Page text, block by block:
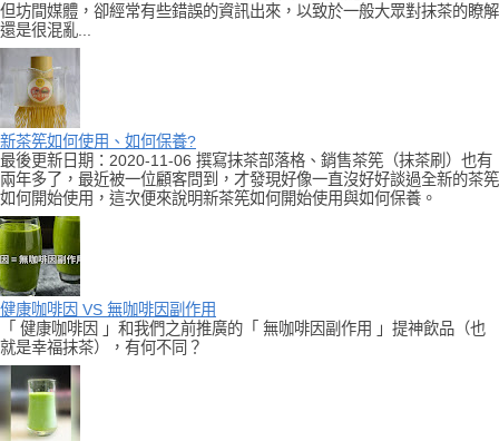
但坊間媒體，卻經常有些錯誤的資訊出來，以致於一般大眾對抹茶的瞭解
還是很混亂...
新茶筅如何使用、如何保養?
最後更新日期：2020-11-06 撰寫抹茶部落格、銷售茶筅（抹茶刷）也有
兩年多了，最近被一位顧客問到，才發現好像一直沒好好談過全新的茶筅
如何開始使用，這次便來說明新茶筅如何開始使用與如何保養。
健康咖啡因 VS 無咖啡因副作用
「 健康咖啡因 」和我們之前推廣的「 無咖啡因副作用 」提神飲品（也
就是幸福抹茶），有何不同？